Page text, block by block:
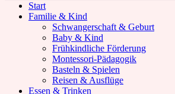
was Leni liebt
Start
Familie & Kind
Schwangerschaft & Geburt
Baby & Kind
Frühkindliche Förderung
Montessori-Pädagogik
Basteln & Spielen
Reisen & Ausflüge
Essen & Trinken